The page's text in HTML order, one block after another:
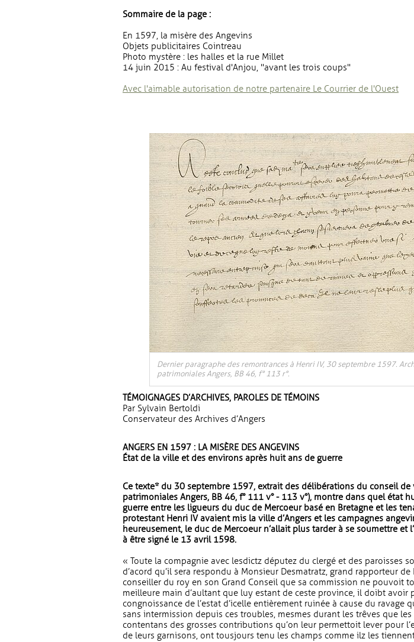
Sommaire de la page :
En 1597, la misère des Angevins
Objets publicitaires Cointreau
Photo mystère : les halles et la rue Millet
14 juin 2015 : Au festival d'Anjou, "avant les trois coups"
Avec l'aimable autorisation de notre partenaire Le Courrier de l'Ouest,
Dernier paragraphe des remontrances à Henri IV, 30 septembre 1597.
patrimoniales Angers, BB 46, f° 113 r°.
TÉMOIGNAGES D’ARCHIVES, PAROLES DE TÉMOINS
Par Sylvain Bertoldi
Conservateur des Archives d’Angers
ANGERS EN 1597 : LA MISÈRE DES ANGEVINS
État de la ville et des environs après huit ans de guerre
Ce texte* du 30 septembre 1597, extrait des délibérations du conseil de
patrimoniales Angers, BB 46, f° 111 v° - 113 v°), montre dans quel état
guerre entre les ligueurs du duc de Mercoeur basé en Bretagne et les
protestant Henri IV avaient mis la ville d’Angers et les campagnes
heureusement, le duc de Mercoeur n’allait plus tarder à se soumettre et
à être signé le 13 avril 1598.
« Toute la compagnie avec lesdictz députez du clergé et des paroisses
d’acord qu’il sera respondu à Monsieur Desmatratz, grand rapporteur de
conseiller du roy en son Grand Conseil que sa commission ne pouvoit
meilleure main d’aultant que luy estant de ceste province, il doibt avoir
congnoissance de l’estat d’icelle entièrement ruinée à cause du ravage
sans intermission depuis ces troubles, mesmes durant les trêves que
contentans des grosses contributions qu’on leur permettoit lever pour
de leurs garnisons, ont tousjours tenu les champs comme ilz les